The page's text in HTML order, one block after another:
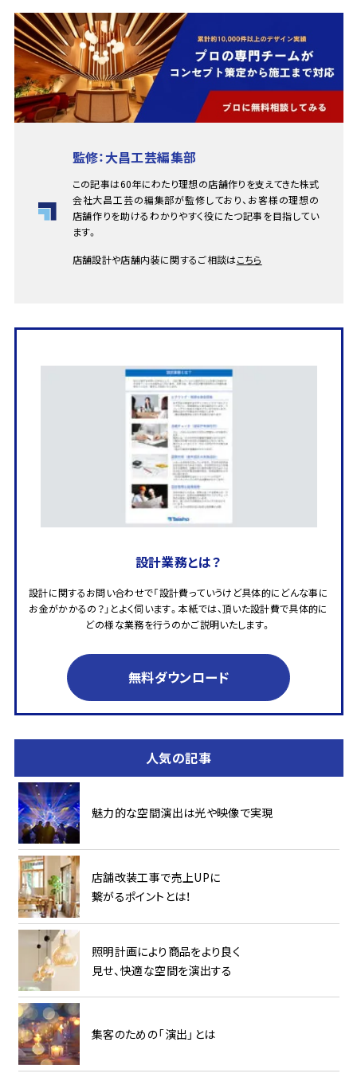
監修：大昌工芸編集部
この記事は60年にわたり理想の店舗作りを支えてきた株式
会社大昌工芸の編集部が監修しており、お客様の理想の
店舗作りを助けるわかりやすく役にたつ記事を目指してい
ます。
店舗設計や店舗内装に関するご相談はこちら
設計業務とは？
設計に関するお問い合わせで「設計費っていうけど具体的にどんな事に
お金がかかるの？」とよく伺います。本紙では、頂いた設計費で具体的に
どの様な業務を行うのかご説明いたします。
無料ダウンロード
人気の記事
魅力的な空間演出は光や映像で実現
店舗改装工事で売上UPに
繋がるポイントとは！
照明計画により商品をより良く
見せ、快適な空間を演出する
集客のための「演出」とは